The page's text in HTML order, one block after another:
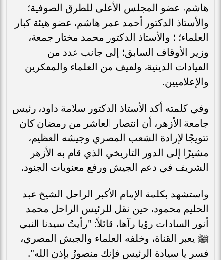
هاشم، عضو المجلس الأعلى للطرق الصوفية؛
والأستاذ الدكتور أحمد عمر هاشم، عضو هيئة كبار
العلماء؛ ؛ والأستاذ الدكتور محمد مختار جمعة،
وزير الأوقاف السابق؛ إلى جانب عدد من
القيادات الدينية، ولفيف من العلماء والمفكرين
والإعلاميين.
وفي كلمته أكد الأستاذ الدكتور سلامة داود، رئيس
جامعة الأزهر، أن انتصار العاشر من رمضان كان
تتويجًا لإرادة الشعب المصري وجيشه العظيم،
مشيرًا إلى الدور التاريخي الذي قام به الأزهر
الشريف في دعم الجيش ورفع معنويات الجنود.
واستشهد بكلمة الإمام الأكبر الراحل الشيخ عبد
الحليم محمود، حين نقل للرئيس الراحل محمد
أنور السادات رؤيا رآها، قائلاً: "رأيتُ سيدنا النبي
ﷺ يعبر القناة، وخلفه العلماء والجيش المصري،
فسر يا سيادة الرئيس فإنك منصورٌ بإذن الله".